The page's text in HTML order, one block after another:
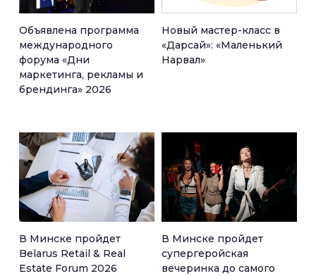
Объявлена программа
международного
форума «Дни
маркетинга, рекламы и
брендинга» 2026
Новый мастер-класс в
«Дарсай»: «Маленький
Нарвал»
В Минске пройдет
Belarus Retail & Real
Estate Forum 2026
В Минске пройдет
супергеройская
вечеринка до самого